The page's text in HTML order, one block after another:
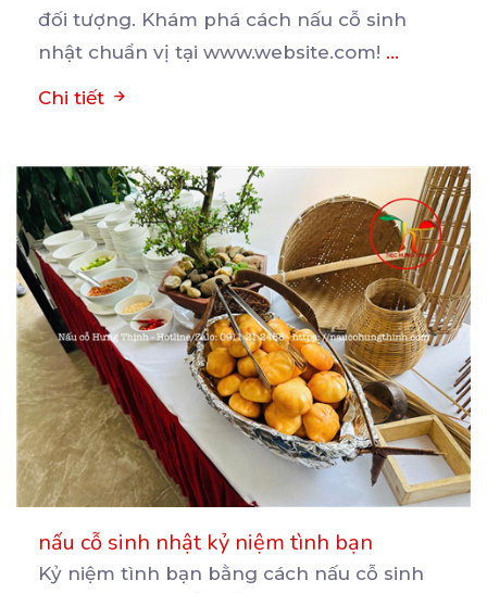
đối tượng. Khám phá cách nấu cỗ sinh
nhật chuẩn vị tại www.website.com! ...
Chi tiết
nấu cỗ sinh nhật kỷ niệm tình bạn
Kỷ niệm tình bạn bằng cách nấu cỗ sinh